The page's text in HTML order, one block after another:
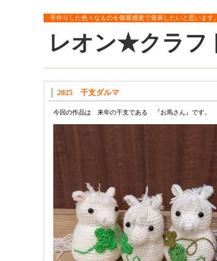
手作りした色々なものを個展感覚で発表したいと思いま
レオン★クラフ
2025 干支ダルマ
今回の作品は 来年の干支である 『お馬さん』です。